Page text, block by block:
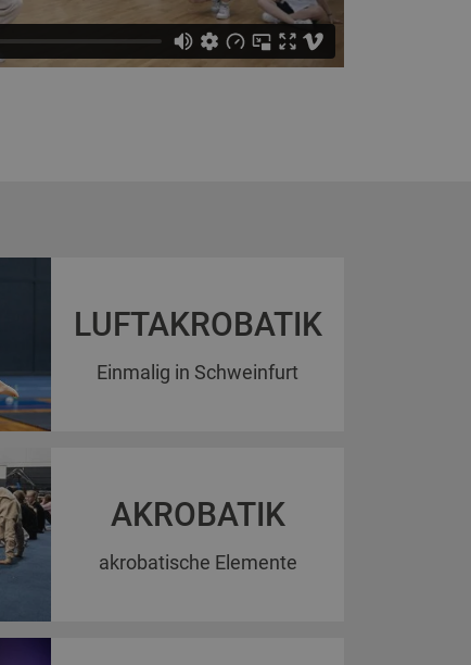
LUFTAKROBATIK
Einmalig in Schweinfurt
AKROBATIK
akrobatische Elemente